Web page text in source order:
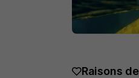
Raisons